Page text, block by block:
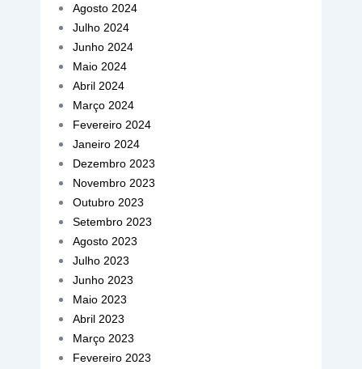
Agosto 2024
Julho 2024
Junho 2024
Maio 2024
Abril 2024
Março 2024
Fevereiro 2024
Janeiro 2024
Dezembro 2023
Novembro 2023
Outubro 2023
Setembro 2023
Agosto 2023
Julho 2023
Junho 2023
Maio 2023
Abril 2023
Março 2023
Fevereiro 2023